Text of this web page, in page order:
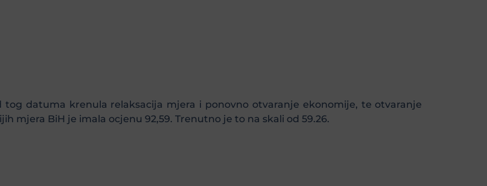
tog datuma krenula relaksacija mjera i ponovno otvaranje ekonomije, te otvaranje
mjera BiH je imala ocjenu 92,59. Trenutno je to na skali od 59.26.